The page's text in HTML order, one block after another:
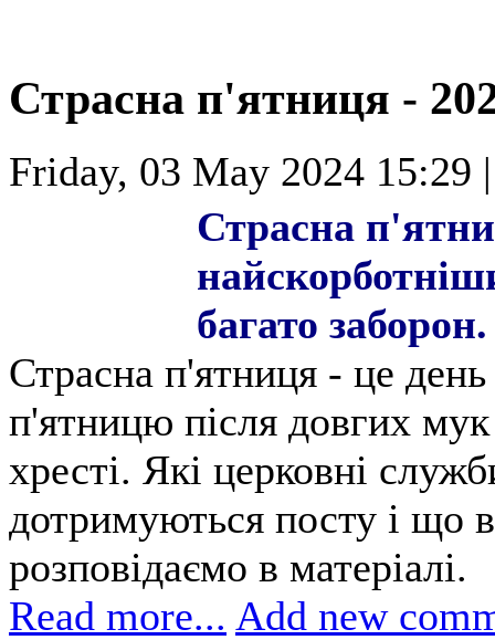
Страсна п'ятниця -
Friday, 03 May 2024 15:29
Страсна
багато заборон.
Страсна п'ятниця - це
п'ятницю після довгих
хресті. Які церковні
дотримуються посту і що
розповідаємо в матеріалі.
Read more... Add new